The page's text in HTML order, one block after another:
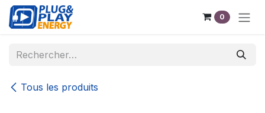
Se rendre au contenu
0
Tous les produits